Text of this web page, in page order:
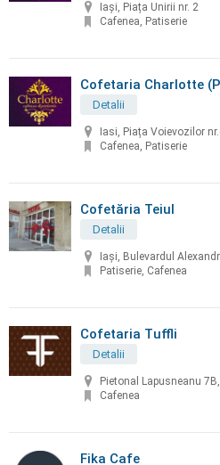
Iași, Piața Unirii nr. 2
Cafenea, Patiserie
Cofetaria Charlotte
Detalii
Iasi, Piața Voievozilor
Cafenea, Patiserie
Cofetăria Teiul
Detalii
Iași, Bulevardul
Patiserie, Cafenea
Cofetaria Tuffli
Detalii
Pietonal Lapusneanu
Cafenea
Fika Cafe